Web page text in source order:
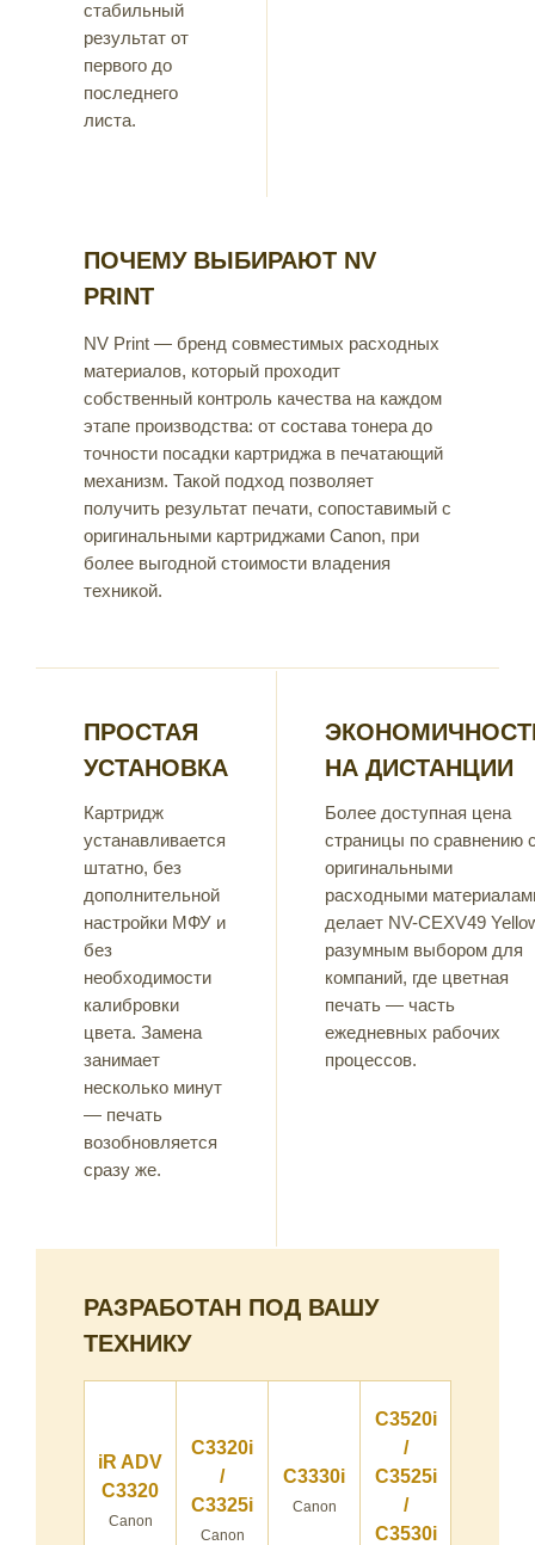
стабильный
результат от
первого до
последнего
листа.
ПОЧЕМУ ВЫБИРАЮТ NV
PRINT
NV Print — бренд совместимых расходных
материалов, который проходит
собственный контроль качества на каждом
этапе производства: от состава тонера до
точности посадки картриджа в печатающий
механизм. Такой подход позволяет
получить результат печати, сопоставимый с
оригинальными картриджами Canon, при
более выгодной стоимости владения
техникой.
ПРОСТАЯ
УСТАНОВКА
Картридж
устанавливается
штатно, без
дополнительной
настройки МФУ и
без
необходимости
калибровки
цвета. Замена
занимает
несколько минут
— печать
возобновляется
сразу же.
НА ДИСТАНЦИИ
Более доступная цена
страницы по сравнению
оригинальными
расходными
делает NV-CEXV49
разумным выбором для
компаний, где цветная
печать — часть
ежедневных рабочих
процессов.
РАЗРАБОТАН ПОД ВАШУ
ТЕХНИКУ
iR ADV
C3320
Canon
C3320i
/
C3325i
Canon
C3330i
Canon
C3520i
/
C3525i
/
C3530i